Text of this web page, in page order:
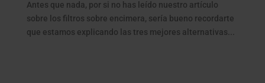
Antes que nada, por si no has leído nuestro artículo
sobre los filtros sobre encimera, sería bueno recordarte
que estamos explicando las tres mejores alternativas...